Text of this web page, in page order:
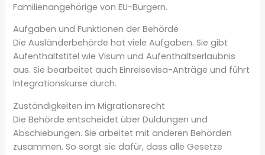
Familienangehörige von EU-Bürgern.
Aufgaben und Funktionen der Behörde
Die Ausländerbehörde hat viele Aufgaben. Sie gibt
Aufenthaltstitel wie Visum und Aufenthaltserlaubnis
aus. Sie bearbeitet auch Einreisevisa-Anträge und führt
Integrationskurse durch.
Zuständigkeiten im Migrationsrecht
Die Behörde entscheidet über Duldungen und
Abschiebungen. Sie arbeitet mit anderen Behörden
zusammen. So sorgt sie dafür, dass alle Gesetze